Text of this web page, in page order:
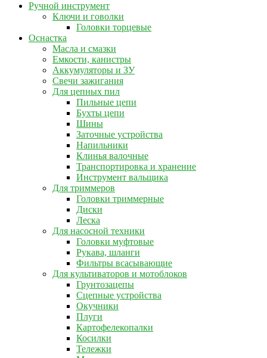
Ручной инструмент
Ключи и говолки
Головки торцевые
Оснастка
Масла и смазки
Емкости, канистры
Аккумуляторы и ЗУ
Свечи зажигания
Для цепных пил
Пильные цепи
Бухты цепи
Шины
Заточные устройства
Напильники
Клинья валочные
Транспортировка и хранение
Инструмент вальщика
Для триммеров
Головки триммерные
Диски
Леска
Для насосной техники
Головки муфтовые
Рукава, шланги
Фильтры всасывающие
Для культиваторов и мотоблоков
Грунтозацепы
Сцепные устройства
Окучники
Плуги
Картофелекопалки
Косилки
Тележки